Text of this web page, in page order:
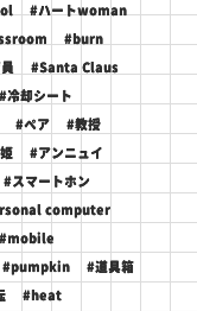
#ハートwoman
#burn
#Santa Claus
#冷却シート
#ペア #教授
#アンニュイ
#スマートホン
computer
#mobile
#pumpkin #道具箱
#heat